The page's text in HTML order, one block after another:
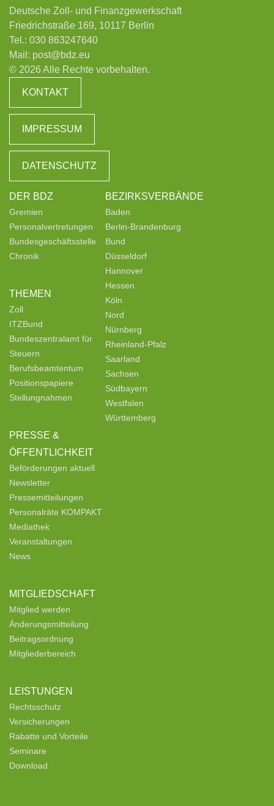
Deutsche Zoll- und Finanzgewerkschaft
Friedrichstraße 169, 10117 Berlin
Tel.: 030 863247640
Mail: post@bdz.eu
© 2026 Alle Rechte vorbehalten.
KONTAKT
IMPRESSUM
DATENSCHUTZ
DER BDZ
Gremien
Personalvertretungen
Bundesgeschäftsstelle
Chronik
THEMEN
Zoll
ITZBund
Bundeszentralamt für
Steuern
Berufsbeamtentum
Positionspapiere
Stellungnahmen
PRESSE &
ÖFFENTLICHKEIT
Beförderungen aktuell
Newsletter
Pressemitteilungen
Personalräte KOMPAKT
Mediathek
Veranstaltungen
News
MITGLIEDSCHAFT
Mitglied werden
Änderungsmitteilung
Beitragsordnung
Mitgliederbereich
LEISTUNGEN
Rechtsschutz
Versicherungen
Rabatte und Vorteile
Seminare
Download
BEZIRKSVERBÄNDE
Baden
Berlin-Brandenburg
Bund
Düsseldorf
Hannover
Hessen
Köln
Nord
Nürnberg
Rheinland-Pfalz
Saarland
Sachsen
Südbayern
Westfalen
Württemberg